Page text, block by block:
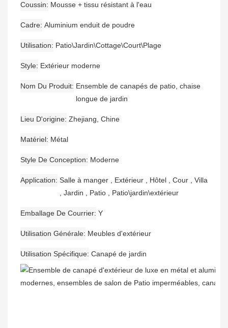
Coussin Mousse + tissu résistant à l'eau
Cadre Aluminium enduit de poudre
Utilisation Patio\Jardin\Cottage\Court\Plage
Style Extérieur moderne
Nom Du Produit Ensemble de canapés de patio, chaise
longue de jardin
Lieu D'origine Zhejiang, Chine
Matériel Métal
Style De Conception Moderne
Application Salle à manger , Extérieur , Hôtel , Cour , Villa
, Jardin , Patio , Patio\jardin\extérieur
Emballage De Courrier Y
Utilisation Générale Meubles d'extérieur
Utilisation Spécifique Canapé de jardin